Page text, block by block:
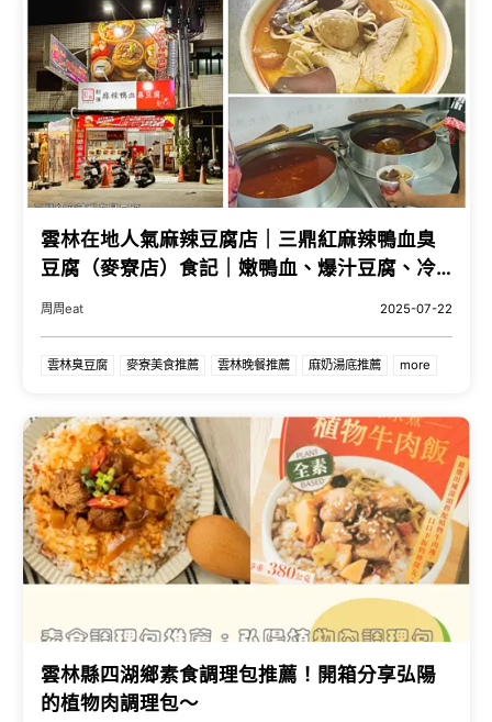
雲林在地人氣麻辣豆腐店｜三鼎紅麻辣鴨血臭
豆腐（麥寮店）食記｜嫩鴨血、爆汁豆腐、冷
周周eat 2025-07-22
雲林臭豆腐 麥寮美食推薦 雲林晚餐推薦 麻奶湯底推薦 more
雲林縣四湖鄉素食調理包推薦！開箱分享弘陽
的植物肉調理包～